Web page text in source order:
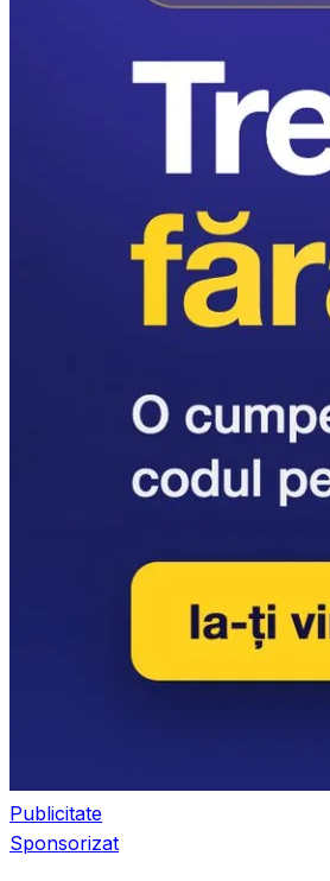
Publicitate
Sponsorizat